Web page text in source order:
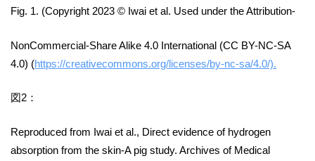
Fig. 1. (Copyright 2023 © Iwai et al. Used under the Attribution-
NonCommercial-Share Alike 4.0 International (CC BY-NC-SA
4.0) (https://creativecommons.org/licenses/by-nc-sa/4.0/).
図2：
Reproduced from Iwai et al., Direct evidence of hydrogen
absorption from the skin-A pig study. Archives of Medical